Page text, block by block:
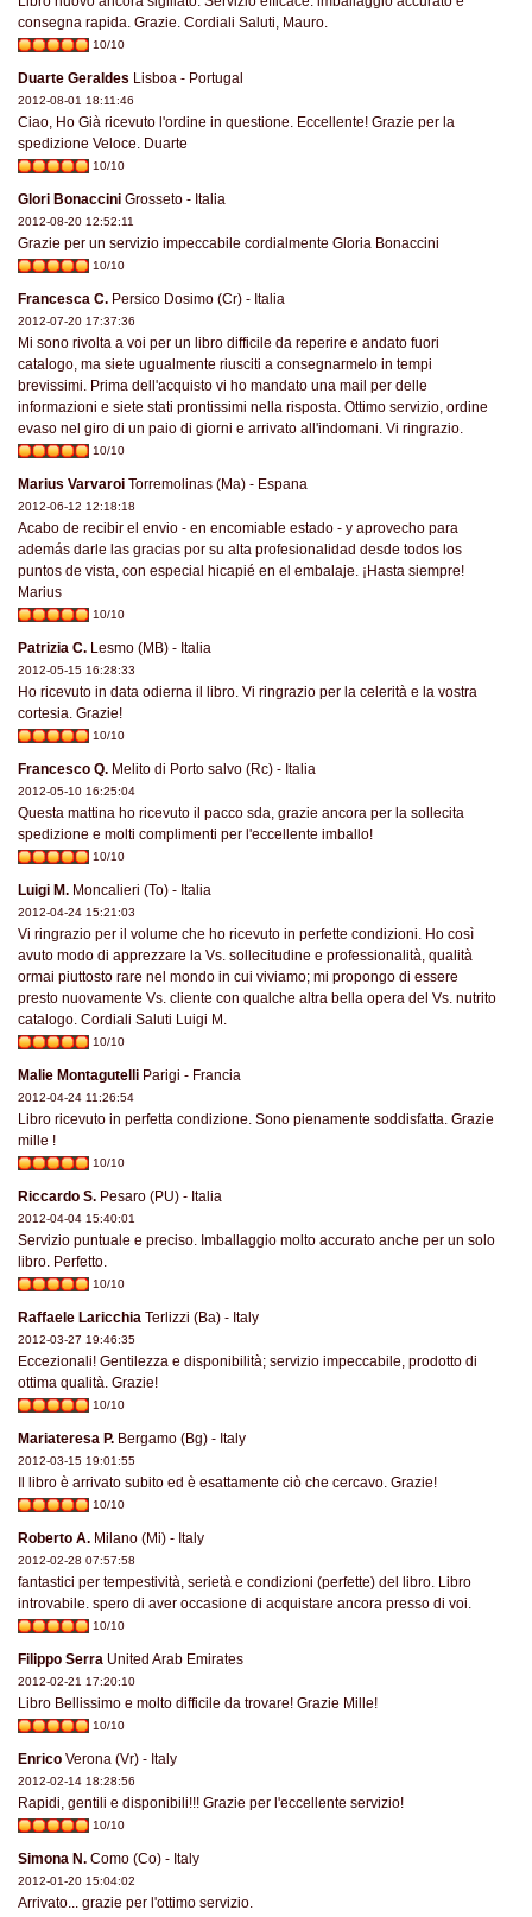
consegna rapida. Grazie. Cordiali Saluti, Mauro.
10/10
Duarte Geraldes Lisboa - Portugal
2012-08-01 18:11:46
Ciao, Ho Già ricevuto l'ordine in questione. Eccellente! Grazie per la
spedizione Veloce. Duarte
10/10
Glori Bonaccini Grosseto - Italia
2012-08-20 12:52:11
Grazie per un servizio impeccabile cordialmente Gloria Bonaccini
10/10
Francesca C. Persico Dosimo (Cr) - Italia
2012-07-20 17:37:36
Mi sono rivolta a voi per un libro difficile da reperire e andato fuori
catalogo, ma siete ugualmente riusciti a consegnarmelo in tempi
brevissimi. Prima dell'acquisto vi ho mandato una mail per delle
informazioni e siete stati prontissimi nella risposta. Ottimo servizio, ordine
evaso nel giro di un paio di giorni e arrivato all'indomani. Vi ringrazio.
10/10
Marius Varvaroi Torremolinas (Ma) - Espana
2012-06-12 12:18:18
Acabo de recibir el envio - en encomiable estado - y aprovecho para
además darle las gracias por su alta profesionalidad desde todos los
puntos de vista, con especial hicapié en el embalaje. ¡Hasta siempre!
Marius
10/10
Patrizia C. Lesmo (MB) - Italia
2012-05-15 16:28:33
Ho ricevuto in data odierna il libro. Vi ringrazio per la celerità e la vostra
cortesia. Grazie!
10/10
Francesco Q. Melito di Porto salvo (Rc) - Italia
2012-05-10 16:25:04
Questa mattina ho ricevuto il pacco sda, grazie ancora per la sollecita
spedizione e molti complimenti per l'eccellente imballo!
10/10
Luigi M. Moncalieri (To) - Italia
2012-04-24 15:21:03
Vi ringrazio per il volume che ho ricevuto in perfette condizioni. Ho così
avuto modo di apprezzare la Vs. sollecitudine e professionalità, qualità
ormai piuttosto rare nel mondo in cui viviamo; mi propongo di essere
presto nuovamente Vs. cliente con qualche altra bella opera del Vs. nutrito
catalogo. Cordiali Saluti Luigi M.
10/10
Malie Montagutelli Parigi - Francia
2012-04-24 11:26:54
Libro ricevuto in perfetta condizione. Sono pienamente soddisfatta. Grazie
mille !
10/10
Riccardo S. Pesaro (PU) - Italia
2012-04-04 15:40:01
Servizio puntuale e preciso. Imballaggio molto accurato anche per un solo
libro. Perfetto.
10/10
Raffaele Laricchia Terlizzi (Ba) - Italy
2012-03-27 19:46:35
Eccezionali! Gentilezza e disponibilità; servizio impeccabile, prodotto di
ottima qualità. Grazie!
10/10
Mariateresa P. Bergamo (Bg) - Italy
2012-03-15 19:01:55
Il libro è arrivato subito ed è esattamente ciò che cercavo. Grazie!
10/10
Roberto A. Milano (Mi) - Italy
2012-02-28 07:57:58
fantastici per tempestività, serietà e condizioni (perfette) del libro. Libro
introvabile. spero di aver occasione di acquistare ancora presso di voi.
10/10
Filippo Serra United Arab Emirates
2012-02-21 17:20:10
Libro Bellissimo e molto difficile da trovare! Grazie Mille!
10/10
Enrico Verona (Vr) - Italy
2012-02-14 18:28:56
Rapidi, gentili e disponibili!!! Grazie per l'eccellente servizio!
10/10
Simona N. Como (Co) - Italy
2012-01-20 15:04:02
Arrivato... grazie per l'ottimo servizio.